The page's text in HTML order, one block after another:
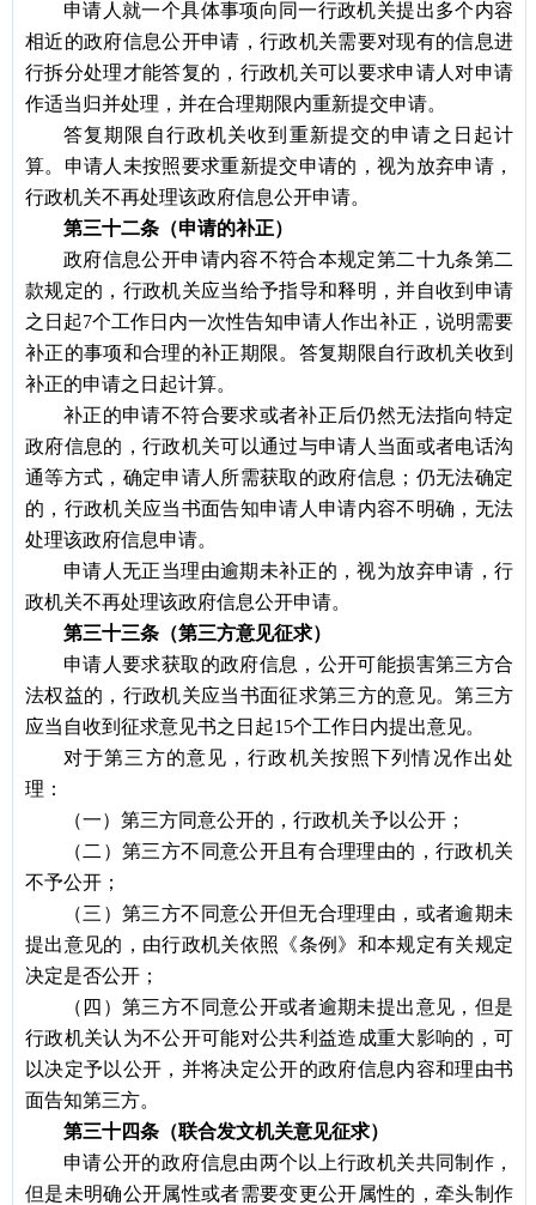
申请人就一个具体事项向同一行政机关提出多个内容
相近的政府信息公开申请，行政机关需要对现有的信息进
行拆分处理才能答复的，行政机关可以要求申请人对申请
作适当归并处理，并在合理期限内重新提交申请。
答复期限自行政机关收到重新提交的申请之日起计
算。申请人未按照要求重新提交申请的，视为放弃申请，
行政机关不再处理该政府信息公开申请。
第三十二条（申请的补正）
政府信息公开申请内容不符合本规定第二十九条第二
款规定的，行政机关应当给予指导和释明，并自收到申请
之日起7个工作日内一次性告知申请人作出补正，说明需要
补正的事项和合理的补正期限。答复期限自行政机关收到
补正的申请之日起计算。
补正的申请不符合要求或者补正后仍然无法指向特定
政府信息的，行政机关可以通过与申请人当面或者电话沟
通等方式，确定申请人所需获取的政府信息；仍无法确定
的，行政机关应当书面告知申请人申请内容不明确，无法
处理该政府信息申请。
申请人无正当理由逾期未补正的，视为放弃申请，行
政机关不再处理该政府信息公开申请。
第三十三条（第三方意见征求）
申请人要求获取的政府信息，公开可能损害第三方合
法权益的，行政机关应当书面征求第三方的意见。第三方
应当自收到征求意见书之日起15个工作日内提出意见。
对于第三方的意见，行政机关按照下列情况作出处
理：
（一）第三方同意公开的，行政机关予以公开；
（二）第三方不同意公开且有合理理由的，行政机关
不予公开；
（三）第三方不同意公开但无合理理由，或者逾期未
提出意见的，由行政机关依照《条例》和本规定有关规定
决定是否公开；
（四）第三方不同意公开或者逾期未提出意见，但是
行政机关认为不公开可能对公共利益造成重大影响的，可
以决定予以公开，并将决定公开的政府信息内容和理由书
面告知第三方。
第三十四条（联合发文机关意见征求）
申请公开的政府信息由两个以上行政机关共同制作，
但是未明确公开属性或者需要变更公开属性的，牵头制作